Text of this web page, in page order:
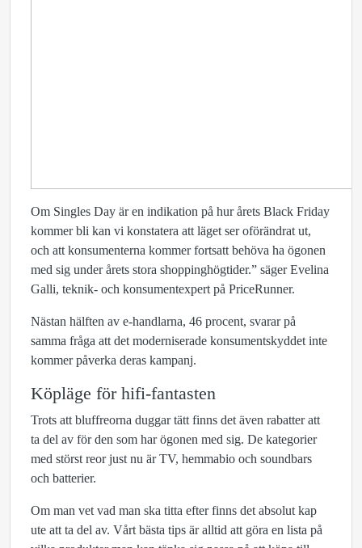
Om Singles Day är en indikation på hur årets Black Friday
kommer bli kan vi konstatera att läget ser oförändrat ut,
och att konsumenterna kommer fortsatt behöva ha ögonen
med sig under årets stora shoppinghögtider.” säger Evelina
Galli, teknik- och konsumentexpert på PriceRunner.
Nästan hälften av e-handlarna, 46 procent, svarar på
samma fråga att det moderniserade konsumentskyddet inte
kommer påverka deras kampanj.
Köpläge för hifi-fantasten
Trots att bluffreorna duggar tätt finns det även rabatter att
ta del av för den som har ögonen med sig. De kategorier
med störst reor just nu är TV, hemmabio och soundbars
och batterier.
Om man vet vad man ska titta efter finns det absolut kap
ute att ta del av. Vårt bästa tips är alltid att göra en lista på